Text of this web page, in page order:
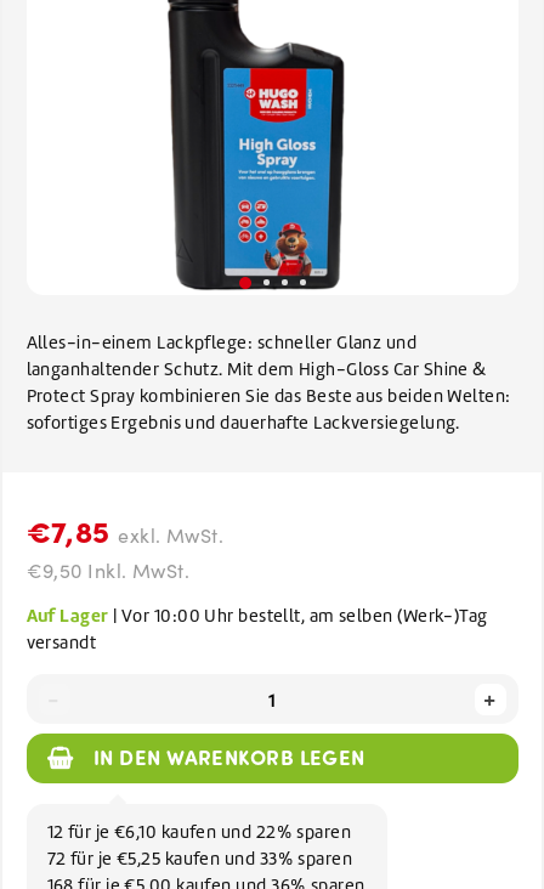
Alles-in-einem Lackpflege: schneller Glanz und
langanhaltender Schutz. Mit dem High-Gloss Car Shine &
Protect Spray kombinieren Sie das Beste aus beiden Welten:
sofortiges Ergebnis und dauerhafte Lackversiegelung.
€7,85 exkl. MwSt.
€9,50 Inkl. MwSt.
Auf Lager | Vor 10:00 Uhr bestellt, am selben (Werk-)Tag
versandt
+
IN DEN WARENKORB LEGEN
12 für je €6,10 kaufen und 22% sparen
72 für je €5,25 kaufen und 33% sparen